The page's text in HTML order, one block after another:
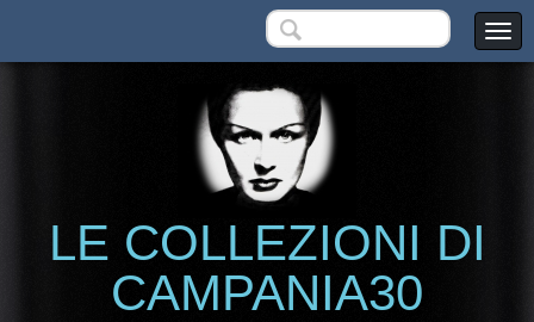
LE COLLEZIONI DI
CAMPANIA30